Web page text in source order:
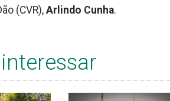
(CVR), Arlindo Cunha.